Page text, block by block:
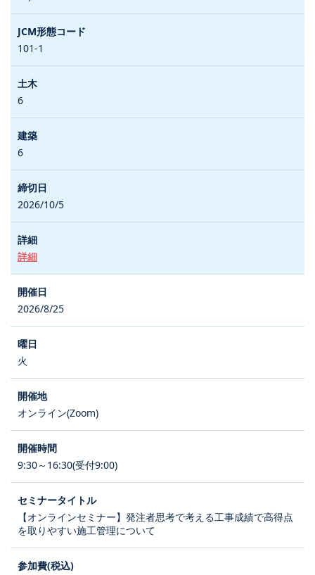
101-1
6
6
2026/10/5
詳細
2026/8/25
火
オンライン(Zoom)
9:30～16:30(受付9:00)
【オンラインセミナー】発注者思考で考える工事成績で高得点
を取りやすい施工管理について